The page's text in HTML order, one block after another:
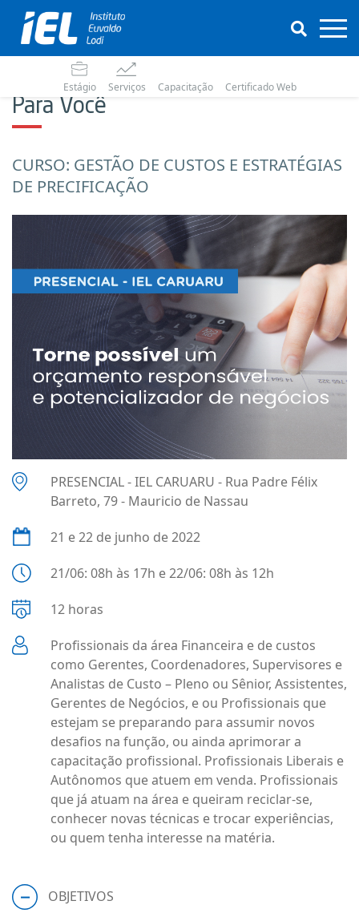
Estágio Serviços Capacitação Certificado Web
Para Você
CURSO: GESTÃO DE CUSTOS E ESTRATÉGIAS
DE PRECIFICAÇÃO
PRESENCIAL - IEL CARUARU - Rua Padre Félix
Barreto, 79 - Mauricio de Nassau
21 e 22 de junho de 2022
21/06: 08h às 17h e 22/06: 08h às 12h
12 horas
Profissionais da área Financeira e de custos
como Gerentes, Coordenadores, Supervisores e
Analistas de Custo – Pleno ou Sênior, Assistentes,
Gerentes de Negócios, e ou Profissionais que
estejam se preparando para assumir novos
desafios na função, ou ainda aprimorar a
capacitação profissional. Profissionais Liberais e
Autônomos que atuem em venda. Profissionais
que já atuam na área e queiram reciclar-se,
conhecer novas técnicas e trocar experiências,
ou quem tenha interesse na matéria.
OBJETIVOS